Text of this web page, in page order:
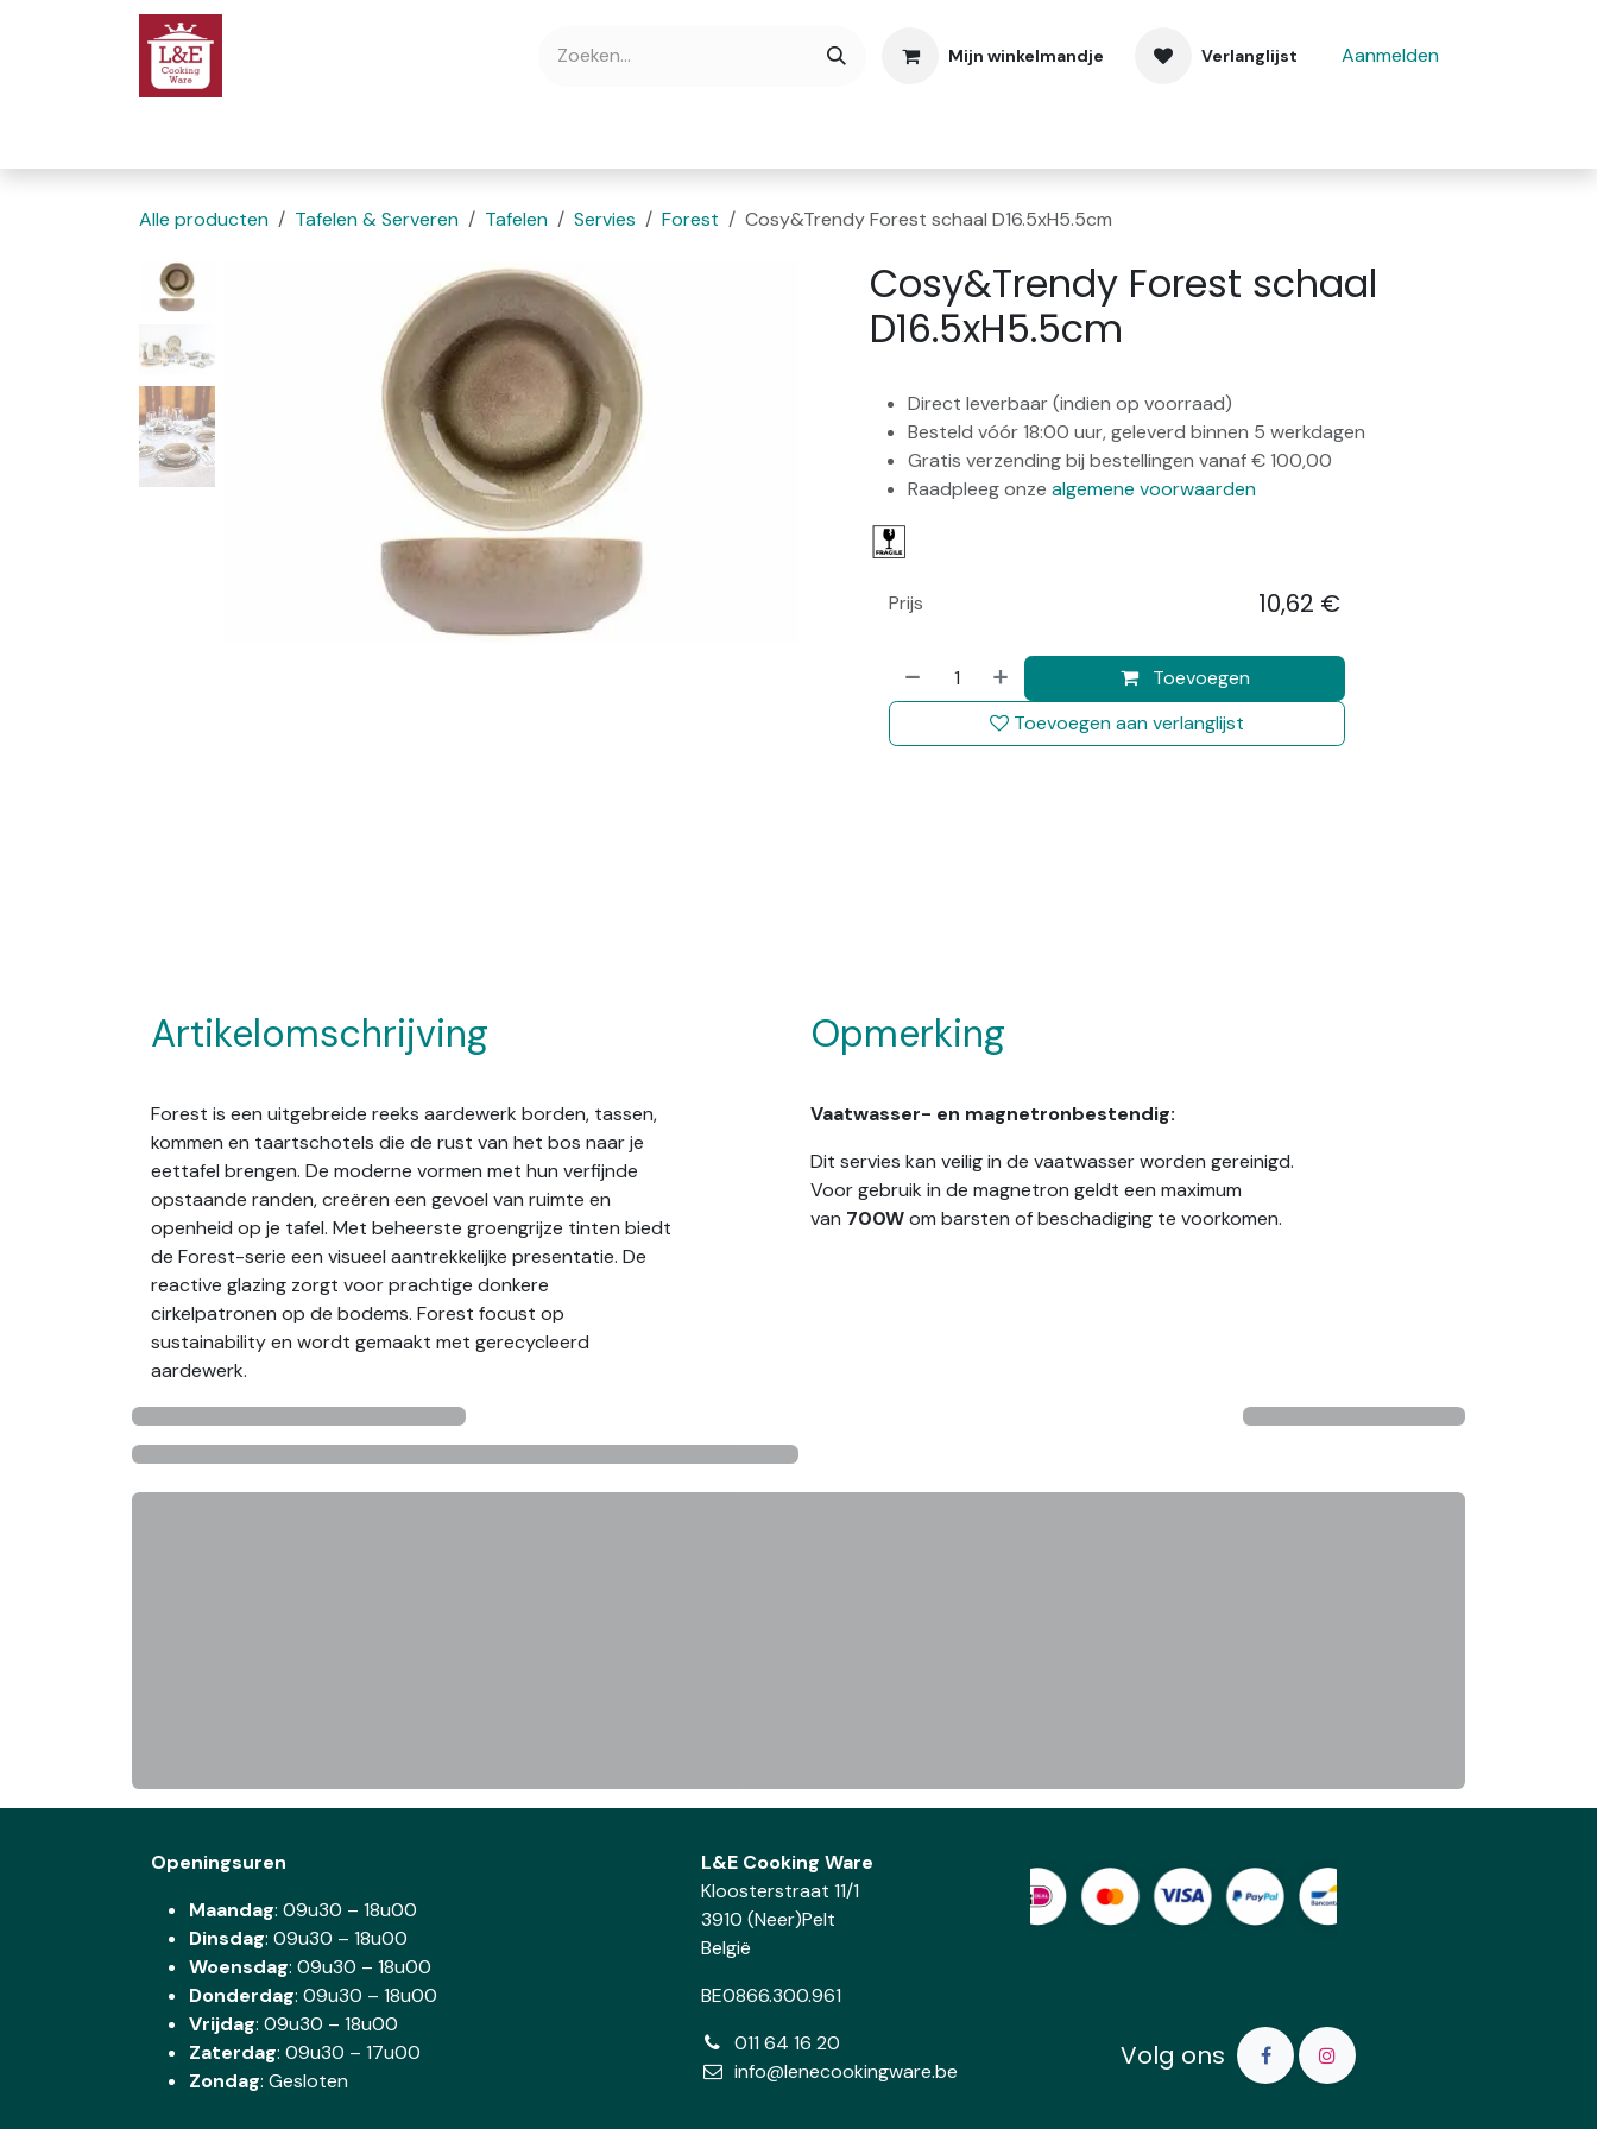
Overslaan naar inhoud
Mijn winkelmandje Verlanglijst Aanmelden
Alle producten Tafelen & Serveren Tafelen Servies Forest Cosy&Trendy Forest schaal D16.5xH5.5cm
Cosy&Trendy Forest schaal
D16.5xH5.5cm
Direct leverbaar (indien op voorraad)
Besteld vóór 18:00 uur, geleverd binnen 5 werkdagen
Gratis verzending bij bestellingen vanaf € 100,00
Raadpleeg onze algemene voorwaarden
Toevoegen
Toevoegen aan verlanglijst
Prijs 10,62 €
Artikelomschrijving
Forest is een uitgebreide reeks aardewerk borden, tassen,
kommen en taartschotels die de rust van het bos naar je
eettafel brengen. De moderne vormen met hun verfijnde
opstaande randen, creëren een gevoel van ruimte en
openheid op je tafel. Met beheerste groengrijze tinten biedt
de Forest-serie een visueel aantrekkelijke presentatie. De
reactive glazing zorgt voor prachtige donkere
cirkelpatronen op de bodems. Forest focust op
sustainability en wordt gemaakt met gerecycleerd
aardewerk.
Opmerking
Vaatwasser- en magnetronbestendig:
Dit servies kan veilig in de vaatwasser worden gereinigd.
Voor gebruik in de magnetron geldt een maximum
van 700Wom barsten of beschadiging te voorkomen.
Openingsuren
Maandag: 09u30 – 18u00
Dinsdag: 09u30 – 18u00
Woensdag: 09u30 – 18u00
Donderdag: 09u30 – 18u00
Vrijdag: 09u30 – 18u00
Zaterdag: 09u30 – 17u00
Zondag: Gesloten
L&E Cooking Ware
Kloosterstraat 11/1
3910 (Neer)Pelt
België
BE0866.300.961
011 64 16 20
info@lenecookingware.be
Volg ons